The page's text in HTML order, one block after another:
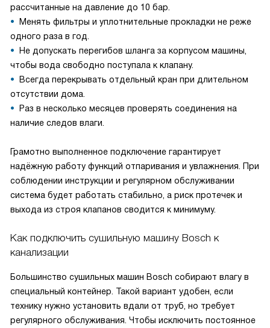
рассчитанные на давление до 10 бар.
Менять фильтры и уплотнительные прокладки не реже
одного раза в год.
Не допускать перегибов шланга за корпусом машины,
чтобы вода свободно поступала к клапану.
Всегда перекрывать отдельный кран при длительном
отсутствии дома.
Раз в несколько месяцев проверять соединения на
наличие следов влаги.
Грамотно выполненное подключение гарантирует
надёжную работу функций отпаривания и увлажнения. При
соблюдении инструкции и регулярном обслуживании
система будет работать стабильно, а риск протечек и
выхода из строя клапанов сводится к минимуму.
Как подключить сушильную машину Bosch к
канализации
Большинство сушильных машин Bosch собирают влагу в
специальный контейнер. Такой вариант удобен, если
технику нужно установить вдали от труб, но требует
регулярного обслуживания. Чтобы исключить постоянное